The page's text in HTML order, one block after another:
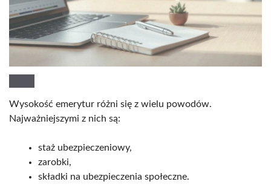
Wysokość emerytur różni się z wielu powodów.
Najważniejszymi z nich są:
staż ubezpieczeniowy,
zarobki,
składki na ubezpieczenia społeczne.